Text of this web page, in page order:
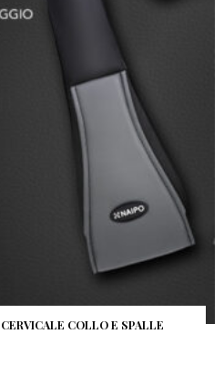
COLLO E SPALLE